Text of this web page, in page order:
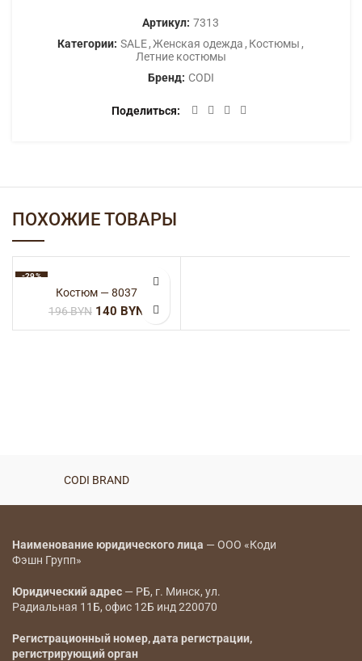
Артикул: 7313
Категории: SALE,Женская одежда , Костюмы ,
Летние костюмы
Бренд: CODI
Поделиться
ПОХОЖИЕ ТОВАРЫ
-29%
Костюм — 8037
196BYN 140 BYN
CODI BRAND
Наименование юридического лица — ООО «Коди
Фэшн Групп»
Юридический адрес — РБ, г. Минск, ул.
Радиальная 11Б, офис 12Б инд 220070
Регистрационный номер, дата регистрации,
регистрирующий орган